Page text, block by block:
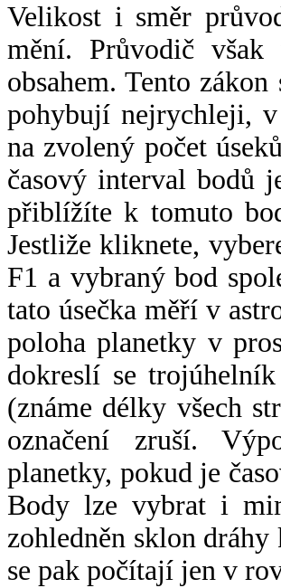
Velikost i směr
mění. Průvodič
obsahem. Tento
pohybují nejrychleji, v
na zvolený počet
časový interval bodů
přiblížíte k tomuto
Jestliže kliknete,
F1 a vybraný bod
tato úsečka měří v
poloha planetky v
dokreslí se
(známe délky všech
označení zruší.
planetky, pokud je
Body lze vybrat i
zohledněn sklon
se pak počítají jen v